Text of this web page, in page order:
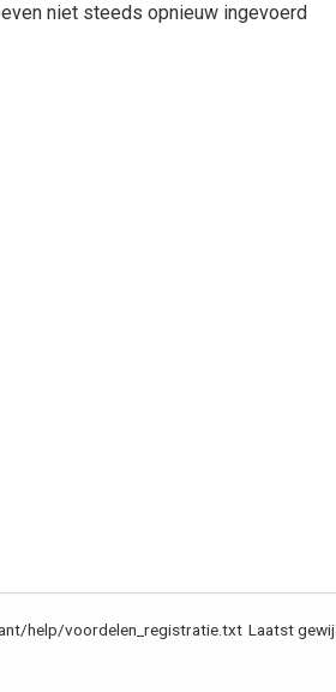
niet steeds opnieuw ingevoerd
help/voordelen_registratie.txt Laatst